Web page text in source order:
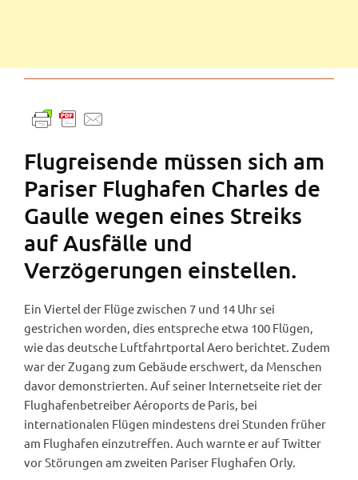
Flugreisende müssen sich am
Pariser Flughafen Charles de
Gaulle wegen eines Streiks
auf Ausfälle und
Verzögerungen einstellen.
Ein Viertel der Flüge zwischen 7 und 14 Uhr sei
gestrichen worden, dies entspreche etwa 100 Flügen,
wie das deutsche Luftfahrtportal Aero berichtet. Zudem
war der Zugang zum Gebäude erschwert, da Menschen
davor demonstrierten. Auf seiner Internetseite riet der
Flughafenbetreiber Aéroports de Paris, bei
internationalen Flügen mindestens drei Stunden früher
am Flughafen einzutreffen. Auch warnte er auf Twitter
vor Störungen am zweiten Pariser Flughafen Orly.